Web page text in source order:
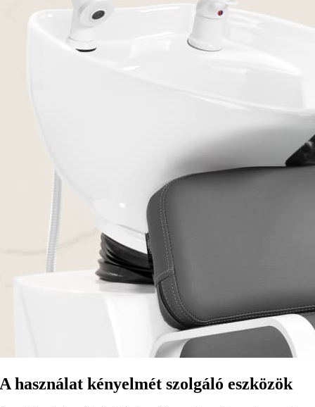
A használat kényelmét szolgáló eszközök